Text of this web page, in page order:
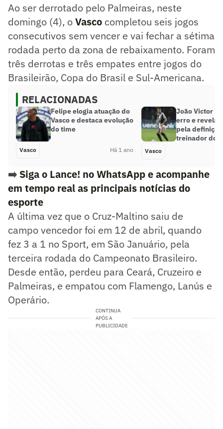
Ao ser derrotado pelo Palmeiras, neste
domingo (4), oVasco completou seis jogos
consecutivos sem vencer e vai fechar a sétima
rodada perto da zona de rebaixamento. Foram
três derrotas e três empates entre jogos do
Brasileirão, Copa do Brasil e Sul-Americana.
RELACIONADAS
Felipe elogia atuação do
Vasco e destaca evolução
do time
Vasco Há 1 ano
João Victor
erro e revela
pela
treinador do
Vasco
➡️ Siga o Lance! no WhatsApp e acompanhe
em tempo real as principais notícias do
esporte
A última vez que o Cruz-Maltino saiu de
campo vencedor foi em 12 de abril, quando
fez 3 a 1 no Sport, em São Januário, pela
terceira rodada do Campeonato Brasileiro.
Desde então, perdeu para Ceará, Cruzeiro e
Palmeiras, e empatou com Flamengo, Lanús e
Operário.
CONTINUA
APÓS A
PUBLICIDADE